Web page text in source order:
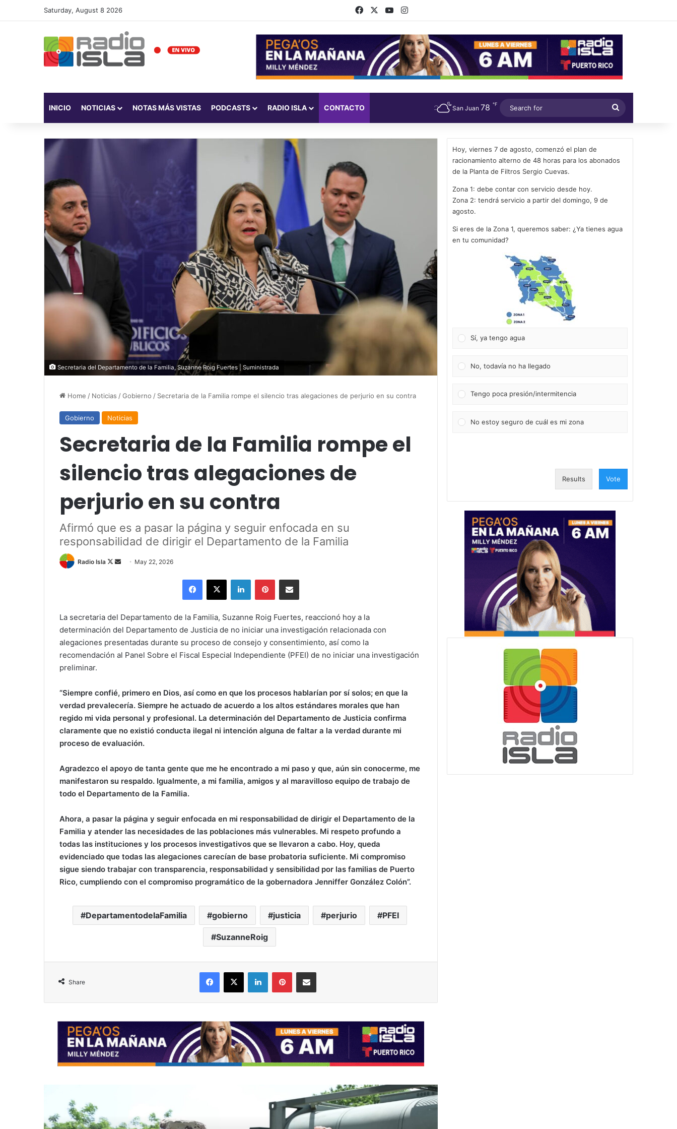
Saturday, August 8 2026 FacebookYouTubeInstagram
INICIO NOTICIAS NOTAS MÁS VISTAS PODCASTS RADIO ISLA CONTACTO San Juan 78 ℉
for
Secretaria del Departamento de la Familia, Suzanne Roig Fuertes | Suministrada
Home / Noticias /Gobierno / Secretaria de la Familia rompe el silencio tras alegaciones de perjurio en su contra
Gobierno Noticias
Secretaria de la Familia rompe el
silencio tras alegaciones de
perjurio en su contra
Afirmó que es a pasar la página y seguir enfocada en su
responsabilidad de dirigir el Departamento de la Familia
Radio Isla
Follow
Send May 22, 2026
Facebook
X LinkedInPinterestShare via Email
La secretaria del Departamento de la Familia, Suzanne Roig Fuertes, reaccionó hoy a la
determinación del Departamento de Justicia de no iniciar una investigación relacionada con
alegaciones presentadas durante su proceso de consejo y consentimiento, así como la
recomendación al Panel Sobre el Fiscal Especial Independiente (PFEI) de no iniciar una investigación
preliminar.
“Siempre confié, primero en Dios, así como en que los procesos hablarían por sí solos; en que la
verdad prevalecería. Siempre he actuado de acuerdo a los altos estándares morales que han
regido mi vida personal y profesional. La determinación del Departamento de Justicia confirma
claramente que no existió conducta ilegal ni intención alguna de faltar a la verdad durante mi
proceso de evaluación.
Agradezco el apoyo de tanta gente que me he encontrado a mi paso y que, aún sin conocerme, me
manifestaron su respaldo. Igualmente, a mi familia, amigos y al maravilloso equipo de trabajo de
todo el Departamento de la Familia.
Ahora, a pasar la página y seguir enfocada en mi responsabilidad de dirigir el Departamento de la
Familia y atender las necesidades de las poblaciones más vulnerables. Mi respeto profundo a
todas las instituciones y los procesos investigativos que se llevaron a cabo. Hoy, queda
evidenciado que todas las alegaciones carecían de base probatoria suficiente. Mi compromiso
sigue siendo trabajar con transparencia, responsabilidad y sensibilidad por las familias de Puerto
Rico, cumpliendo con el compromiso programático de la gobernadora Jenniffer González Colón”.
DepartamentodelaFamilia gobierno justicia perjurio PFEI
SuzanneRoig
Share
Facebook
X LinkedInPinterestShare via Email
Hoy, viernes 7 de agosto, comenzó el plan de
racionamiento alterno de 48 horas para los abonados
de la Planta de Filtros Sergio Cuevas.
Zona 1: debe contar con servicio desde hoy.
Zona 2: tendrá servicio a partir del domingo, 9 de
agosto.
Si eres de la Zona 1, queremos saber: ¿Ya tienes agua
en tu comunidad?
Sí, ya tengo agua
No, todavía no ha llegado
Tengo poca presión/intermitencia
No estoy seguro de cuál es mi zona
Results Vote